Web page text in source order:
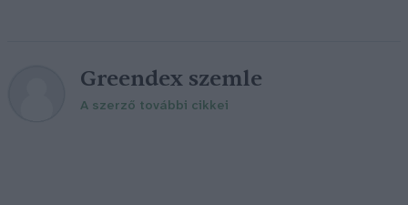
Greendex szemle
A szerző további cikkei